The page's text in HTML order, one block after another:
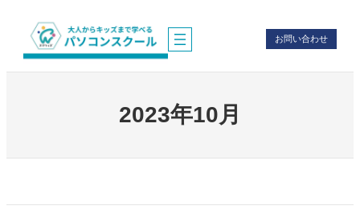
キ
お問い合わせ
2023年10月